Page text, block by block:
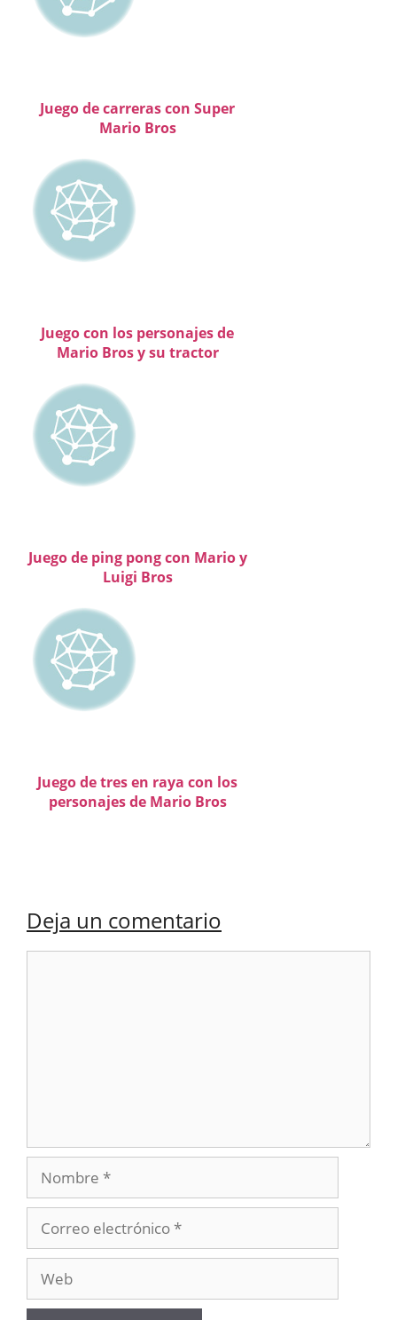
Juego de carreras con Super
Mario Bros
Juego con los personajes de
Mario Bros y su tractor
Juego de ping pong con Mario y
Luigi Bros
Juego de tres en raya con los
personajes de Mario Bros
Deja un comentario
Nombre
electrónico